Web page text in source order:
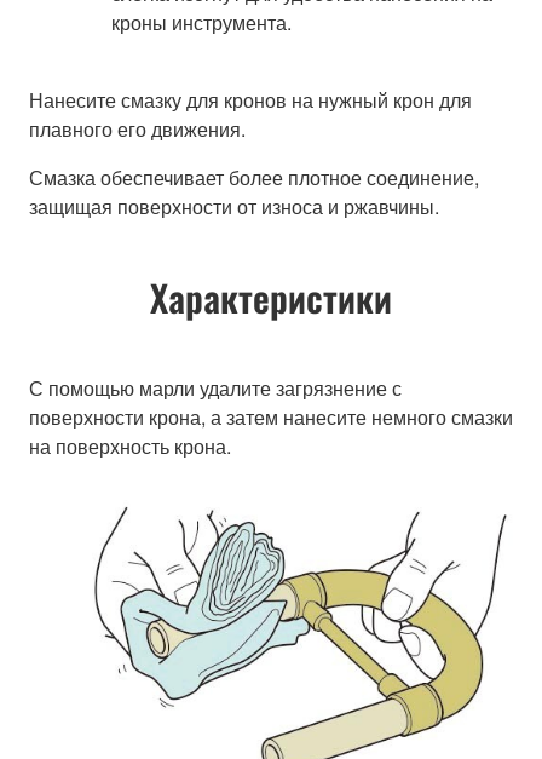
кроны инструмента.
Нанесите смазку для кронов на нужный крон для
плавного его движения.
Смазка обеспечивает более плотное соединение,
защищая поверхности от износа и ржавчины.
Характеристики
С помощью марли удалите загрязнение с
поверхности крона, а затем нанесите немного смазки
на поверхность крона.